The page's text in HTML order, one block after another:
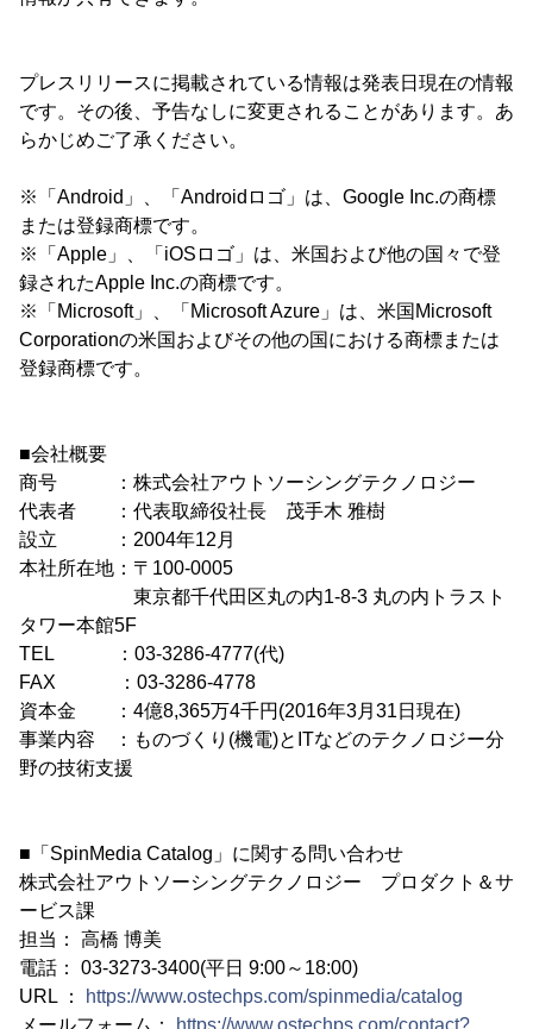
プレスリリースに掲載されている情報は発表日現在の情報
です。その後、予告なしに変更されることがあります。あ
らかじめご了承ください。
※「Android」、「Androidロゴ」は、Google Inc.の商標
または登録商標です。
※「Apple」、「iOSロゴ」は、米国および他の国々で登
録されたApple Inc.の商標です。
※「Microsoft」、「Microsoft Azure」は、米国Microsoft
Corporationの米国およびその他の国における商標または
登録商標です。
■会社概要
商号 ：株式会社アウトソーシングテクノロジー
代表者 ：代表取締役社長 茂手木 雅樹
設立 ：2004年12月
本社所在地：〒100-0005
東京都千代田区丸の内1-8-3 丸の内トラスト
タワー本館5F
TEL ：03-3286-4777(代)
FAX ：03-3286-4778
資本金 ：4億8,365万4千円(2016年3月31日現在)
事業内容 ：ものづくり(機電)とITなどのテクノロジー分
野の技術支援
■「SpinMedia Catalog」に関する問い合わせ
株式会社アウトソーシングテクノロジー プロダクト＆サ
ービス課
担当： 高橋 博美
電話： 03-3273-3400(平日 9:00～18:00)
URL ：
https://www.ostechps.com/spinmedia/catalog
メールフォーム：
https://www.ostechps.com/contact?